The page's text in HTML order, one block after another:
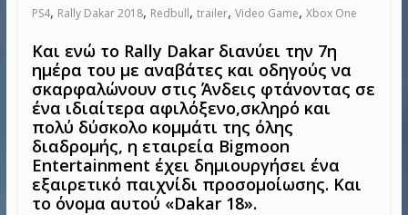
PS4, Rally Dakar 2018, Redbull, trailer, Video Game, Xbox One
Και ενώ το Rally Dakar διανύει την 7η
ημέρα του με αναβάτες και οδηγούς να
σκαρφαλώνουν στις Άνδεις φτάνοντας σε
ένα ιδιαίτερα αφιλόξενο,σκληρό και
πολύ δύσκολο κομμάτι της όλης
διαδρομής, η εταιρεία Bigmoon
Entertainment έχει δημιουργήσει ένα
εξαιρετικό παιχνίδι προσομοίωσης. Και
το όνομα αυτού «Dakar 18».